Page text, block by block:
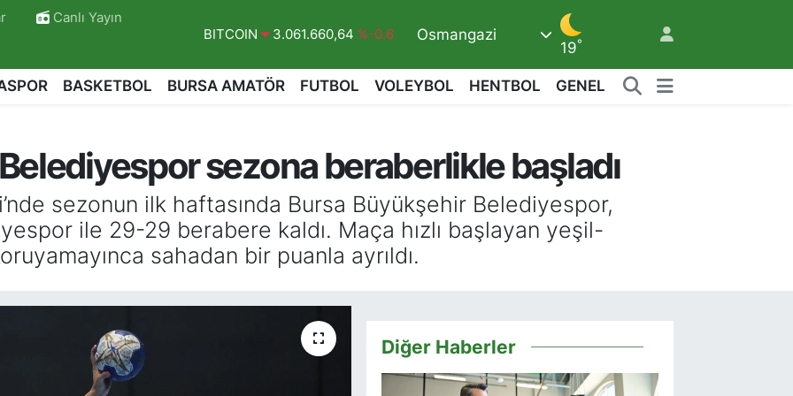
Canlı Yayın
DOLAR 47,6704 %0
EURO
55,0406 %-0.08
BİST100
13.799 %70
BITCOIN
3.061.660,64 %-0.63
Osmangazi
19°
BASKETBOL BURSA AMATÖR FUTBOL VOLEYBOL HENTBOL GENEL
sezona beraberlikle başladı
sezonun ilk haftasında Bursa Büyükşehir Belediyespor,
ile 29-29 berabere kaldı. Maça hızlı başlayan yeşil-
sahadan bir puanla ayrıldı.
Diğer Haberler